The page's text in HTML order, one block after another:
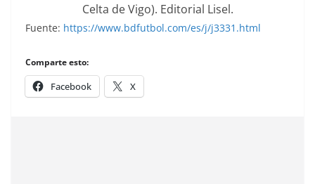
Celta de Vigo). Editorial Lisel.
Fuente: https://www.bdfutbol.com/es/j/j3331.html
Comparte esto:
Facebook X